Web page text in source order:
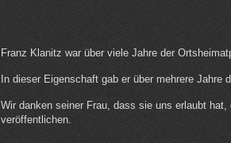
Franz Klanitz war über viele Jahre der
In dieser Eigenschaft gab er über mehrere
Wir danken seiner Frau, dass sie uns erlaubt
veröffentlichen.